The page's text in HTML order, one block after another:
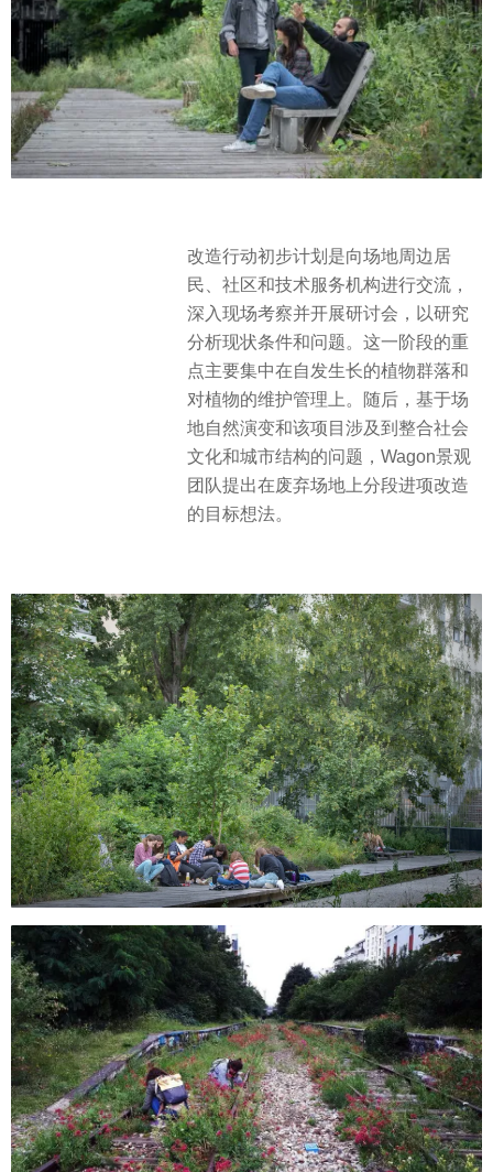
改造行动初步计划是向场地周边居
民、社区和技术服务机构进行交流，
深入现场考察并开展研讨会，以研究
分析现状条件和问题。这一阶段的重
点主要集中在自发生长的植物群落和
对植物的维护管理上。随后，基于场
地自然演变和该项目涉及到整合社会
文化和城市结构的问题，Wagon景观
团队提出在废弃场地上分段进项改造
的目标想法。